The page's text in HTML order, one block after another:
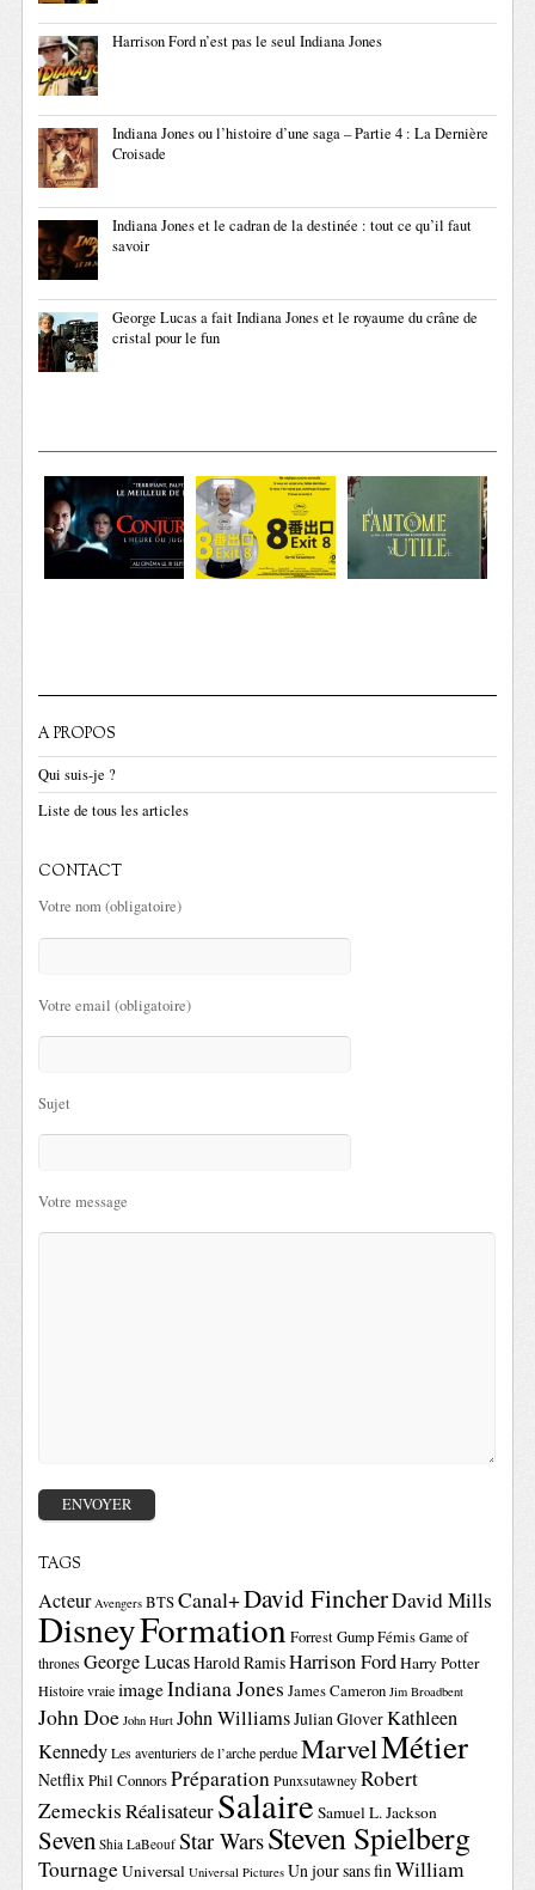
Harrison Ford n’est pas le seul Indiana Jones
Indiana Jones ou l’histoire d’une saga – Partie 4 : La Dernière
Croisade
Indiana Jones et le cadran de la destinée : tout ce qu’il faut
savoir
George Lucas a fait Indiana Jones et le royaume du crâne de
cristal pour le fun
A PROPOS
Qui suis-je ?
Liste de tous les articles
CONTACT
Votre nom (obligatoire)
Votre email (obligatoire)
Sujet
Votre message
TAGS
Acteur Avengers BTSCanal+David FincherDavid Mills
DisneyFormationForrest GumpFémis Game of
thrones George LucasHarold RamisHarrison FordHarry Potter
Histoire vraie imageIndiana Jones James Cameron Jim Broadbent
John Doe John Hurt John WilliamsJulian GloverKathleen
Kennedy Les aventuriers de l’arche perdue MarvelMétier
NetflixPhil ConnorsPréparation Punxsutawney Robert
ZemeckisRéalisateurSalaire Samuel L. Jackson
Seven Shia LaBeouf Star WarsSteven Spielberg
TournageUniversal Universal Pictures Un jour sans finWilliam